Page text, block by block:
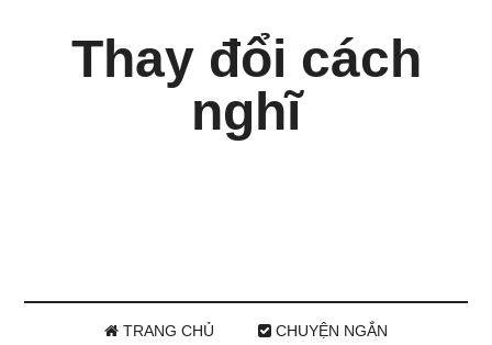
Thay đổi cách
nghĩ
TRANG CHỦ CHUYỆN NGẮN